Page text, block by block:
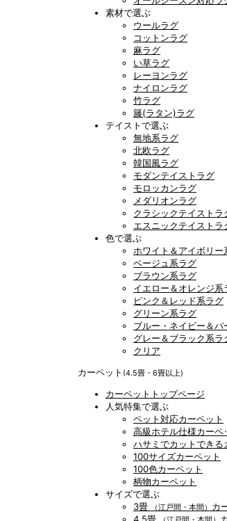
素材で選ぶ
ウールラグ
コットンラグ
麻ラグ
い草ラグ
レーヨンラグ
ナイロンラグ
竹ラグ
籐(ラタン)ラグ
テイストで選ぶ
無地系ラグ
北欧ラグ
韓国風ラグ
モダンテイストラグ
モロッカンラグ
メダリオンラグ
クラシックテイストラ
エスニックテイストラ
色で選ぶ
ホワイト＆アイボリー
ベージュ系ラグ
ブラウン系ラグ
イエロー＆オレンジ系
ピンク＆レッド系ラグ
グリーン系ラグ
ブルー・ネイビー＆パ
グレー＆ブラック系ラ
クリア
カーペット (4.5畳・6畳以上)
カーペットトップページ
人気特集で選ぶ
ペット対応カーペット
高級ホテル仕様カーペ
ハサミでカットできる
100サイズカーペット
100色カーペット
柄物カーペット
サイズで選ぶ
3畳
（江戸間・本間） カ
4.5畳